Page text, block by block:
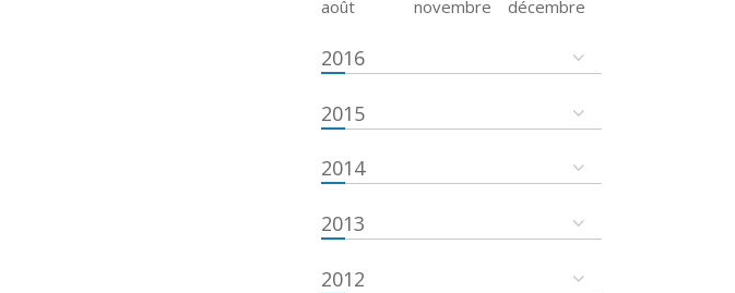
août
novembre décembre
2016
2015
2014
2013
2012